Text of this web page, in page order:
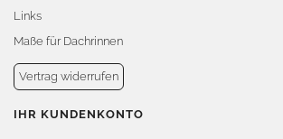
Links
Maße für Dachrinnen
Vertrag widerrufen
IHR KUNDENKONTO